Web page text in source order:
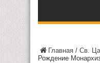
Главная / Св.
Рождение